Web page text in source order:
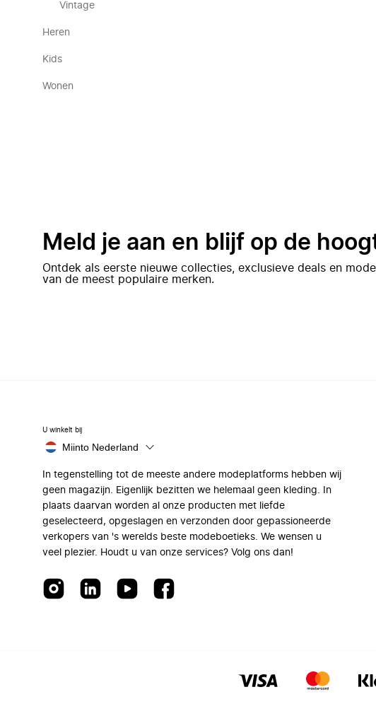
Vintage
Heren
Kids
Wonen
Meld je aan en blijf op de
Ontdek als eerste nieuwe collecties, exclusieve deals en
van de meest populaire merken.
U winkelt bij
Miinto Nederland
In tegenstelling tot de meeste andere modeplatforms hebben wij
geen magazijn. Eigenlijk bezitten we helemaal geen kleding. In
plaats daarvan worden al onze producten met liefde
geselecteerd, opgeslagen en verzonden door gepassioneerde
verkopers van 's werelds beste modeboetieks. We wensen u
veel plezier. Houdt u van onze services? Volg ons dan!